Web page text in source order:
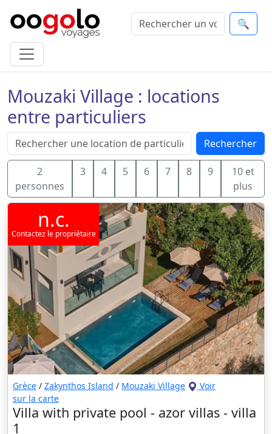
🔍
Mouzaki Village : locations
entre particuliers
Rechercher
2
personnes
3 4 5 6 7 8 9
10 et
plus
n.c.
Contactez le propriétaire
Grèce / Zakynthos Island / Mouzaki Village
Voir
sur la carte
Villa with private pool - azor villas - villa
1